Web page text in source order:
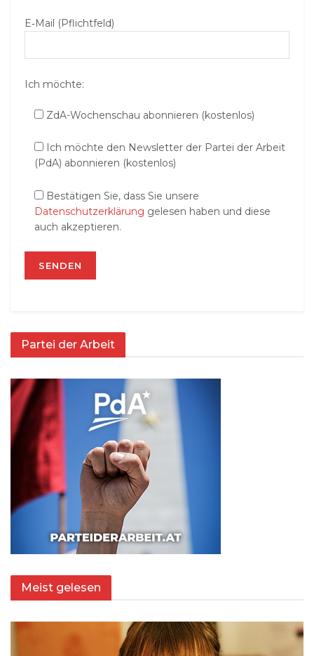
E‑Mail (Pflichtfeld)
Ich möchte:
ZdA-Wochenschau abonnieren (kostenlos)
Ich möchte den Newsletter der Partei der Arbeit
(PdA) abonnieren (kostenlos)
Bestätigen Sie, dass Sie unsere
Datenschutzerklärung gelesen haben und diese
auch akzeptieren.
Partei der Arbeit
Meist gelesen